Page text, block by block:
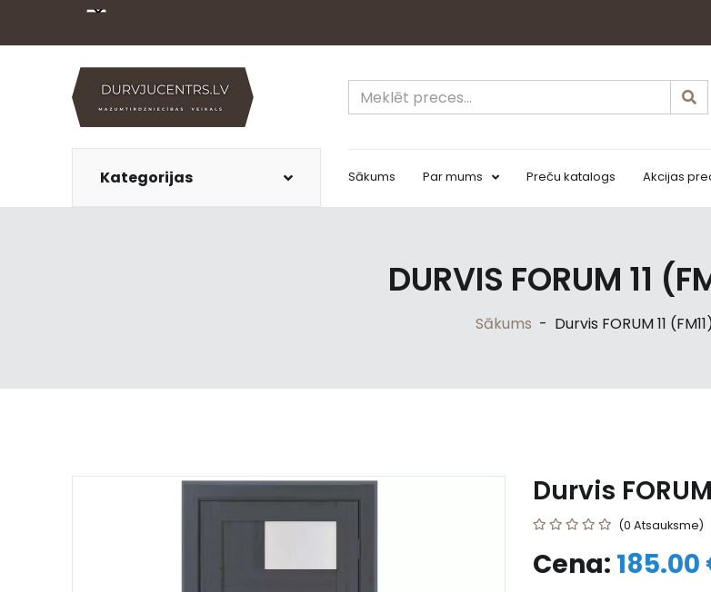
Kategorijas Sākums Par mums Preču katalogs Akcijas
DURVIS FORUM 11
Sākums - Durvis FORUM 11
Durvis
(0 Atsauksme)
Cena: 185.00